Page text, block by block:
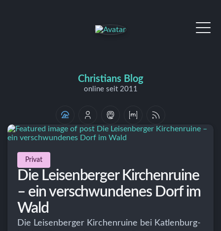
Christians Blog
online seit 2011
Privat
Die Leisenberger Kirchenruine
– ein verschwundenes Dorf im
Wald
Die Leisenberger Kirchenruine bei Katlenburg-